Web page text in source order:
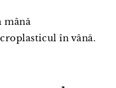
mână
în vână.